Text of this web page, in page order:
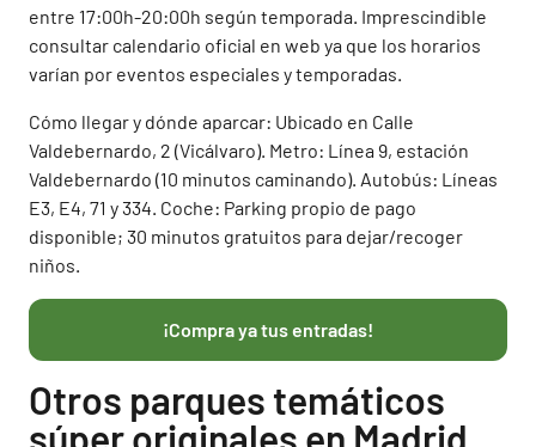
entre 17:00h-20:00h según temporada. Imprescindible
consultar calendario oficial en web ya que los horarios
varían por eventos especiales y temporadas.
Cómo llegar y dónde aparcar: Ubicado en Calle
Valdebernardo, 2 (Vicálvaro). Metro: Línea 9, estación
Valdebernardo (10 minutos caminando). Autobús: Líneas
E3, E4, 71 y 334. Coche: Parking propio de pago
disponible; 30 minutos gratuitos para dejar/recoger
niños.
¡Compra ya tus entradas!
Otros parques temáticos
súper originales en Madrid